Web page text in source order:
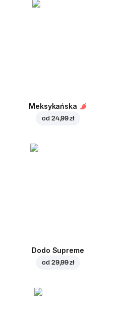
Meksykańska
od 24,99 zł
Dodo Supreme
od 29,99 zł